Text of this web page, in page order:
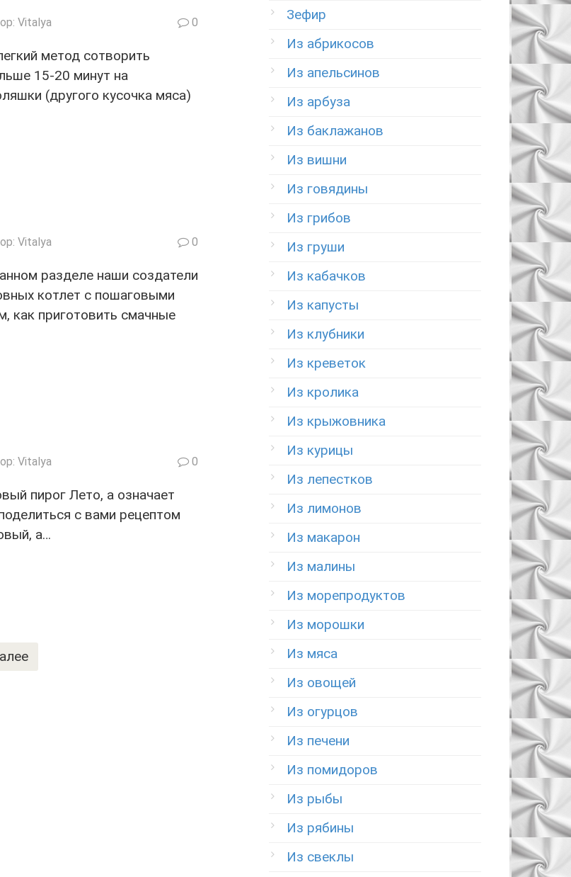
Vitalya 0
метод сотворить
15-20 минут на
(другого кусочка мяса)
Vitalya 0
разделе наши создатели
котлет с пошаговыми
как приготовить смачные
Vitalya 0
пирог Лето, а означает
с вами рецептом
а…
Зефир
Из абрикосов
Из апельсинов
Из арбуза
Из баклажанов
Из вишни
Из говядины
Из грибов
Из груши
Из кабачков
Из капусты
Из клубники
Из креветок
Из кролика
Из крыжовника
Из курицы
Из лепестков
Из лимонов
Из макарон
Из малины
Из морепродуктов
Из морошки
Из мяса
Из овощей
Из огурцов
Из печени
Из помидоров
Из рыбы
Из рябины
Из свеклы